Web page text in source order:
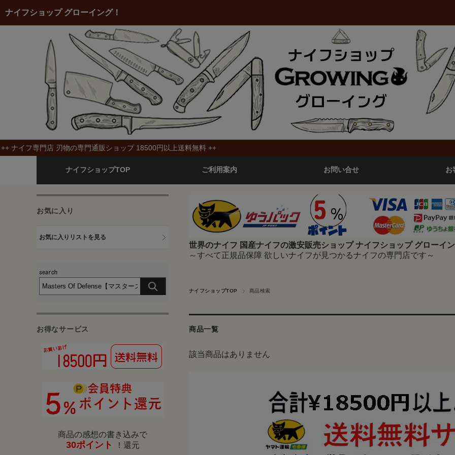
ナイフショップ グローイング！
++ ナイフ専門店 刃物の専門通販ショップ 18500円以上送料無料 ++
ナイフショップTOP ご利用案内 お問い合せ お
世界のナイフ 国産ナイフの激安販売ショップ ナイフショップ グローイ
～すべて正規品保障 欲しいナイフが見つかるナイフの専門店です～
ナイフショップTOP 商品検索
商品一覧
該当商品はありません
お気に入り
お気に入りリストを見る
お得なサービス
商品の感想の書き込みで
30ポイント ！還元